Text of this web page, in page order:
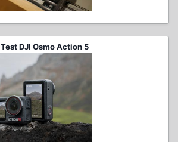
Test DJI Osmo Action 5